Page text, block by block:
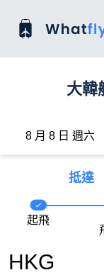
大韓
8 月 8 日 週六
抵達
HKG
起飛